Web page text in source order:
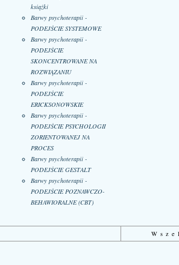
książki
Barwy psychoterapii -
PODEJŚCIE SYSTEMOWE
Barwy psychoterapii -
PODEJŚCIE
SKONCENTROWANE NA
ROZWIĄZANIU
Barwy psychoterapii -
PODEJŚCIE
ERICKSONOWSKIE
Barwy psychoterapii -
PODEJŚCIE PSYCHOLOGII
ZORIENTOWANEJ NA
PROCES
Barwy psychoterapii -
PODEJŚCIE GESTALT
Barwy psychoterapii -
PODEJŚCIE POZNAWCZO-
BEHAWIORALNE (CBT)